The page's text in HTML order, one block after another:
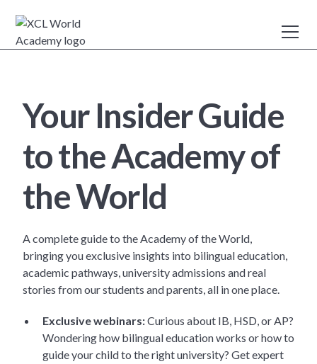
Your Insider Guide
to the Academy of
the World
A complete guide to the Academy of the World,
bringing you exclusive insights into bilingual education,
academic pathways, university admissions and real
stories from our students and parents, all in one place.
Exclusive webinars:Curious about IB, HSD, or AP?
Wondering how bilingual education works or how to
guide your child to the right university? Get expert